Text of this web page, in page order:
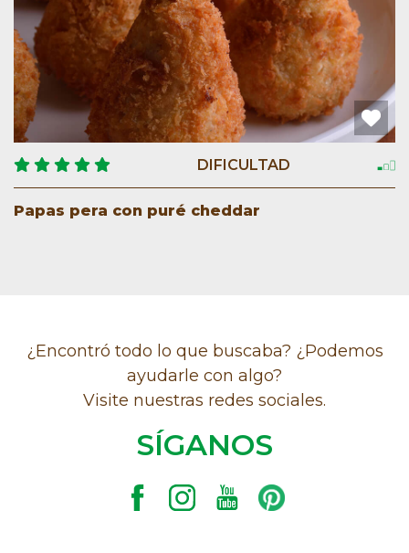
DIFICULTAD
Papas pera con puré cheddar
¿Encontró todo lo que buscaba? ¿Podemos
ayudarle con algo?
Visite nuestras redes sociales.
SÍGANOS